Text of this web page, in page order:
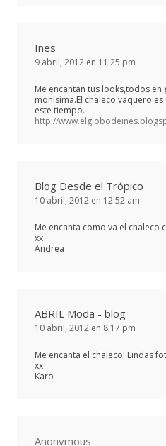
Ines
9 abril, 2012 en 11:25 pm
Me encantan tus looks,todos en
monísima.El chaleco vaquero
este tiempo.
http://
Blog Desde el Trópico
10 abril, 2012 en 12:52 am
Me encanta como va el chaleco
xx
Andrea
ABRIL Moda - blog
10 abril, 2012 en 8:17 pm
Me encanta el chaleco! Lindas
xx
Karo
Anonymous